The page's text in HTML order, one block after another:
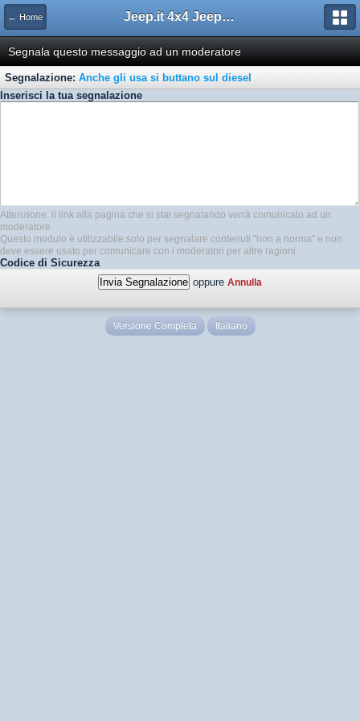
← Home Jeep.it 4x4 Jeep Web Community
Segnala questo messaggio ad un moderatore
Segnalazione: Anche gli usa si buttano sul diesel
Inserisci la tua segnalazione
Attenzione: il link alla pagina che si stai segnalando verrà comunicato ad un
moderatore.
Questo modulo è utilizzabile solo per segnalare contenuti "non a norma" e non
deve essere usato per comunicare con i moderatori per altre ragioni.
Codice di Sicurezza
oppure Annulla
Versione Completa Italiano